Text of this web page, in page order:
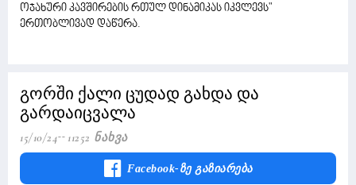
ოჯახური კავშირების რთულ დინამიკას იკვლევს"
ერთობლივად დაწერა.
გორში ქალი ცუდად გახდა და
გარდაიცვალა
15/10/24 11252 Ნახვა
Facebook-Ზე Გაზიარება